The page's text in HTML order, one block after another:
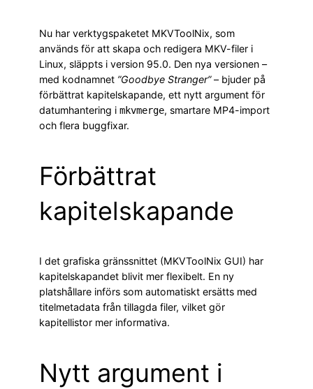
Nu har verktygspaketet MKVToolNix, som
används för att skapa och redigera MKV-filer i
Linux, släppts i version 95.0. Den nya versionen –
med kodnamnet ”Goodbye Stranger”– bjuder på
förbättrat kapitelskapande, ett nytt argument för
datumhantering i mkvmerge, smartare MP4-import
och flera buggfixar.
Förbättrat
kapitelskapande
I det grafiska gränssnittet (MKVToolNix GUI) har
kapitelskapandet blivit mer flexibelt. En ny
platshållare införs som automatiskt ersätts med
titelmetadata från tillagda filer, vilket gör
kapitellistor mer informativa.
Nytt argument i